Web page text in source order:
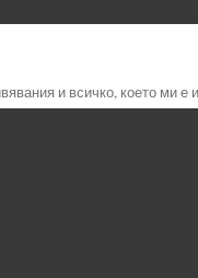
и всичко, което ми е